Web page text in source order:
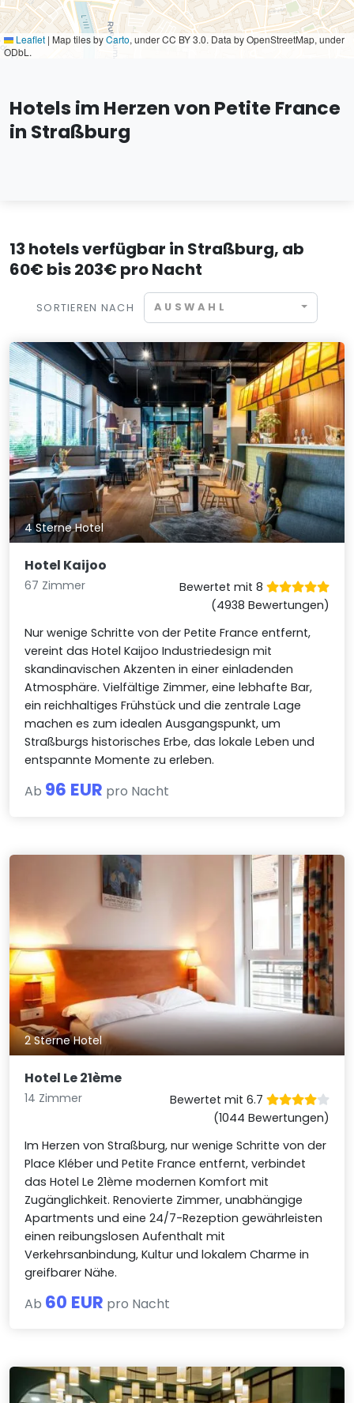
Leaflet | Map tiles byCarto, under CC BY 3.0. Data by OpenStreetMap, under
ODbL.
Hotels im Herzen von Petite France
in Straßburg
13 hotels verfügbar in Straßburg, ab
60€ bis 203€ pro Nacht
SORTIEREN NACH AUSWAHL
4 Sterne Hotel
Hotel Kaijoo
67 Zimmer
Bewertet mit 8
(4938 Bewertungen)
Nur wenige Schritte von der Petite France entfernt,
vereint das Hotel Kaijoo Industriedesign mit
skandinavischen Akzenten in einer einladenden
Atmosphäre. Vielfältige Zimmer, eine lebhafte Bar,
ein reichhaltiges Frühstück und die zentrale Lage
machen es zum idealen Ausgangspunkt, um
Straßburgs historisches Erbe, das lokale Leben und
entspannte Momente zu erleben.
Ab 96 EUR pro Nacht
2 Sterne Hotel
Hotel Le 21ème
14 Zimmer
Bewertet mit 6.7
(1044 Bewertungen)
Im Herzen von Straßburg, nur wenige Schritte von der
Place Kléber und Petite France entfernt, verbindet
das Hotel Le 21ème modernen Komfort mit
Zugänglichkeit. Renovierte Zimmer, unabhängige
Apartments und eine 24/7-Rezeption gewährleisten
einen reibungslosen Aufenthalt mit
Verkehrsanbindung, Kultur und lokalem Charme in
greifbarer Nähe.
Ab 60 EUR pro Nacht